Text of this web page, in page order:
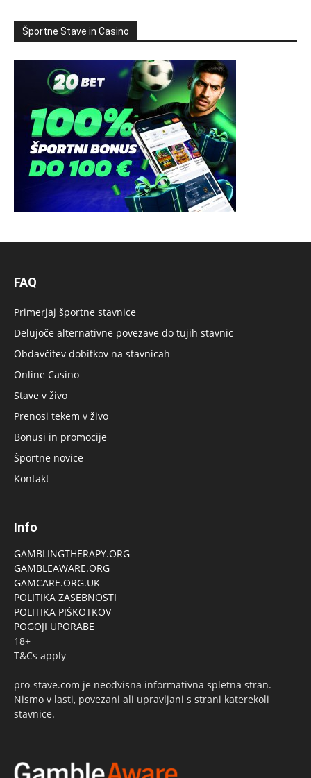
Športne Stave in Casino
FAQ
Primerjaj športne stavnice
Delujoče alternativne povezave do tujih stavnic
Obdavčitev dobitkov na stavnicah
Online Casino
Stave v živo
Prenosi tekem v živo
Bonusi in promocije
Športne novice
Kontakt
Info
GAMBLINGTHERAPY.ORG
GAMBLEAWARE.ORG
GAMCARE.ORG.UK
POLITIKA ZASEBNOSTI
POLITIKA PIŠKOTKOV
POGOJI UPORABE
18+
T&Cs apply
pro-stave.com je neodvisna informativna spletna stran.
Nismo v lasti, povezani ali upravljani s strani katerekoli
stavnice.